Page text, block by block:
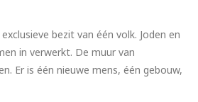
bezit van één volk. Joden en
in verwerkt. De muur van
Er is één nieuwe mens, één gebouw,